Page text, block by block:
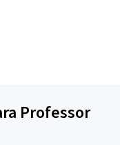
Professor